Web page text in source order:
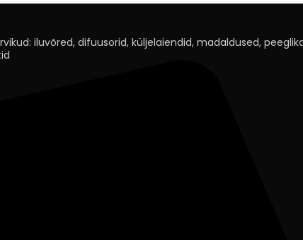
iluvõred, difuusorid, küljelaiendid, madaldused,